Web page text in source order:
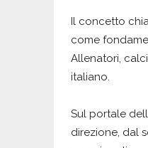
Il concetto
come
Allenatori,
italiano.
Sul portale
direzione, dal